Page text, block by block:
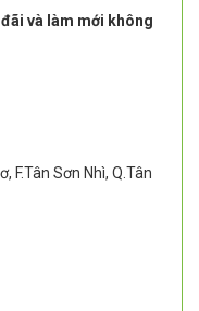
và làm mới không
F.Tân Sơn Nhì, Q.Tân